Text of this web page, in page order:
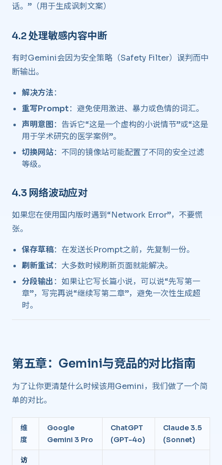
话。”（用于生成讽刺文案）
4.2 处理敏感内容中断 ​
有时Gemini会因为安全策略（Safety Filter）误判而中
断输出。
解决方法：
重写Prompt：避免使用激进、暴力或色情的词汇。
声明意图 ：告诉它“这是一个虚构的小说情节”或“这是
用于学术研究的医学案例”。
切换网站：不同的镜像站可能配置了不同的安全过滤
等级。
4.3 网络波动应对 ​
如果您在使用国内版时遇到“Network Error”，不要慌
张。
保存草稿：在发送长Prompt之前，先复制一份。
刷新重试：大多数时候刷新页面就能解决。
分段输出：如果让它写长篇小说，可以说“先写第一
章”，写完再说“继续写第二章”，避免一次性生成超
时。
第五章：Gemini与竞品的对比指南 ​
为了让你更清楚什么时候该用Gemini，我们做了一个简
单的对比。
维
度
Google
Gemini 3 Pro
ChatGPT
(GPT-4o)
Claude 3.5
(Sonnet)
访